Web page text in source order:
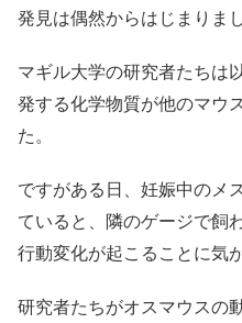
発見は偶然からはじまりまし
マギル大学の研究者たちは
発する化学物質が他のマウ
た。
ですがある日、妊娠中のメ
ていると、隣のゲージで飼
行動変化が起こることに気
研究者たちがオスマウスの